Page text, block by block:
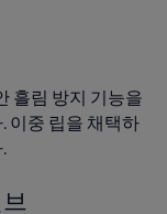
흘림 방지 기능을
이중 립을 채택하